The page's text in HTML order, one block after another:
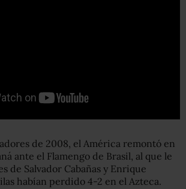
de 2008, el América remontó en
ante el Flamengo de Brasil, al que le
de Salvador Cabañas y Enrique
habían perdido 4-2 en el Azteca.